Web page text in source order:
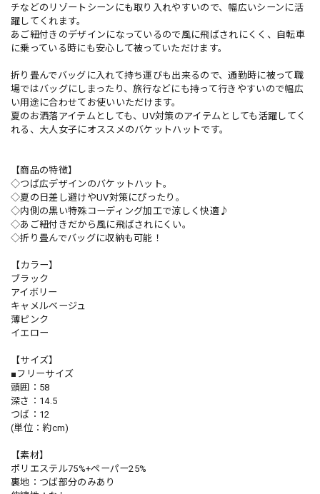
チなどのリゾートシーンにも取り入れやすいので、幅広いシーンに活
躍してくれます。
あご紐付きのデザインになっているので風に飛ばされにくく、自転車
に乗っている時にも安心して被っていただけます。
折り畳んでバッグに入れて持ち運びも出来るので、通勤時に被って職
場ではバッグにしまったり、旅行などにも持って行きやすいので幅広
い用途に合わせてお使いいただけます。
夏のお洒落アイテムとしても、UV対策のアイテムとしても活躍してく
れる、大人女子にオススメのバケットハットです。
【商品の特徴】
◇つば広デザインのバケットハット。
◇夏の日差し避けやUV対策にぴったり。
◇内側の黒い特殊コーディング加工で涼しく快適♪
◇あご紐付きだから風に飛ばされにくい。
◇折り畳んでバッグに収納も可能！
【カラー】
ブラック
アイボリー
キャメルベージュ
薄ピンク
イエロー
【サイズ】
■フリーサイズ
頭囲：58
深さ：14.5
つば：12
(単位：約cm)
【素材】
ポリエステル75%+ペーパー25%
裏地：つば部分のみあり